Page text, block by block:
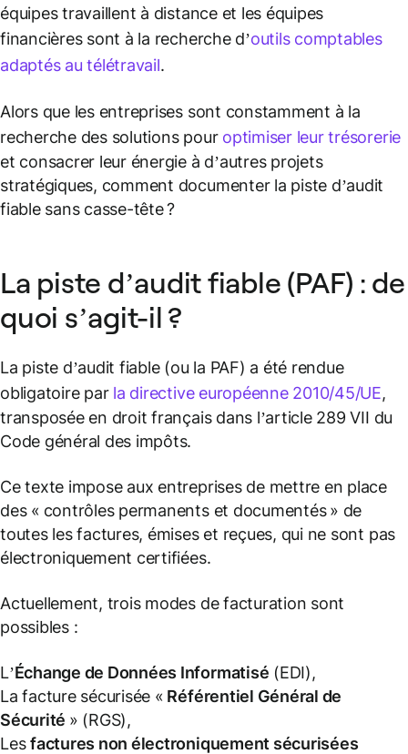
équipes travaillent à distance et les équipes
financières sont à la recherche d’outils comptables
adaptés au télétravail.
Alors que les entreprises sont constamment à la
recherche des solutions pour optimiser leur trésorerie
et consacrer leur énergie à d’autres projets
stratégiques, comment documenter la piste d’audit
fiable sans casse-tête ?
La piste d’audit fiable (PAF) : de
quoi s’agit-il ?
La piste d’audit fiable (ou la PAF) a été rendue
obligatoire par la directive européenne 2010/45/UE,
transposée en droit français dans l’article 289 VII du
Code général des impôts.
Ce texte impose aux entreprises de mettre en place
des « contrôles permanents et documentés » de
toutes les factures, émises et reçues, qui ne sont pas
électroniquement certifiées.
Actuellement, trois modes de facturation sont
possibles :
L’Échange de Données Informatisé (EDI),
La facture sécurisée « Référentiel Général de
Sécurité » (RGS),
Lesfactures non électroniquement sécurisées